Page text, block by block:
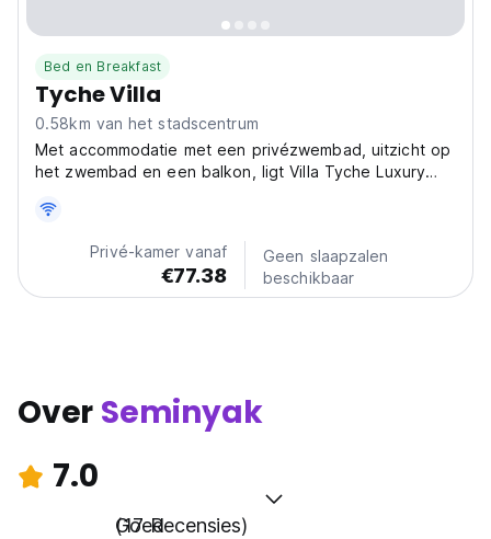
Bed en Breakfast
Tyche Villa
0.58km van het stadscentrum
Met accommodatie met een privézwembad, uitzicht op
het zwembad en een balkon, ligt Villa Tyche Luxury
gerenoveerde villa ligt op 600 meter van Double Six
Beach en minder dan 1 km van Seminyak Beach. De
villa beschikt...
Privé-kamer vanaf
€77.38
Geen slaapzalen
beschikbaar
Over Seminyak
7.0
Goed
(17 Recensies)